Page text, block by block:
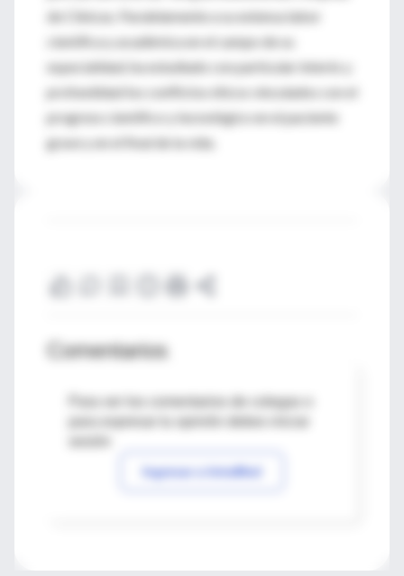
de Clínicas. Paralelamente a su extensa labor
científica y académica en el campo de su
especialidad, ha estudiado con particular interés y
profundidad los conflictos éticos vinculados con el
progreso científico y tecnológico en el paciente
grave y en el final de la vida.
Comentarios
Para ver los comentarios de colegas o
Ingresar a IntraMed